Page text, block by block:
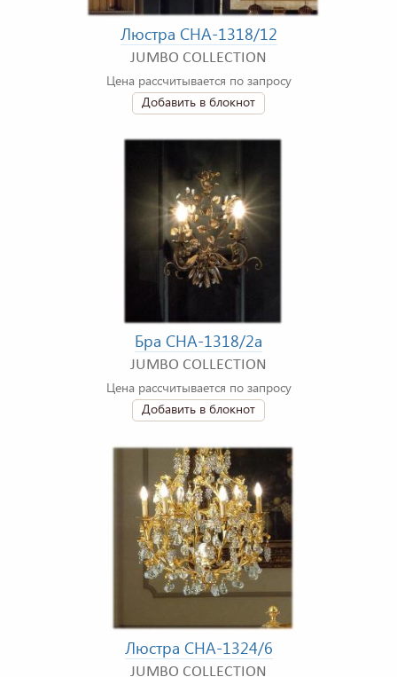
Люстра CHA-1318/12
JUMBO COLLECTION
Цена рассчитывается по запросу
Добавить в блокнот
Бра CHA-1318/2a
JUMBO COLLECTION
Цена рассчитывается по запросу
Добавить в блокнот
Люстра CHA-1324/6
JUMBO COLLECTION